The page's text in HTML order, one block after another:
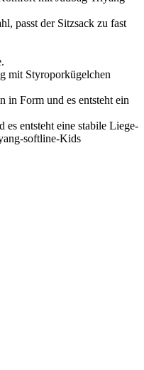
passt der Sitzsack zu fast
mit Styroporkügelchen
in Form und es entsteht ein
entsteht eine stabile Liege-